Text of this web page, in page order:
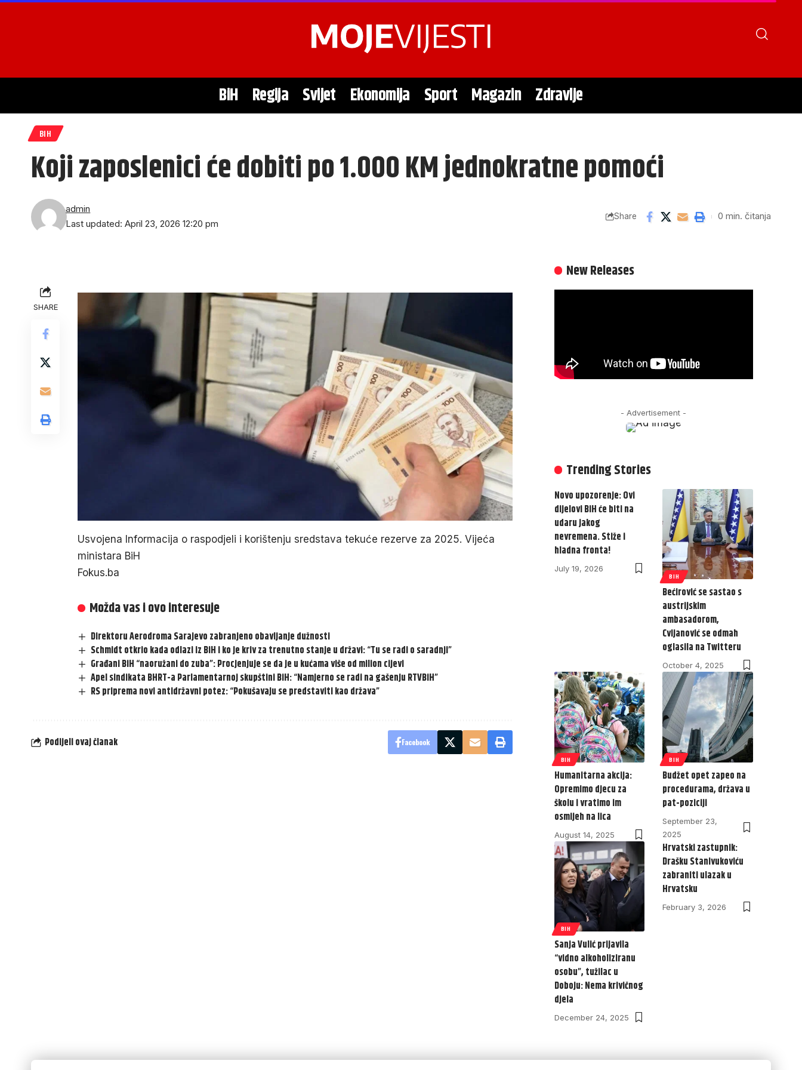
BiH Regija Svijet Ekonomija Sport Magazin Zdravlje
BIH
Koji zaposlenici će dobiti po 1.000 KM jednokratne pomoći
Last updated: April 23, 2026 12:20 pm
admin
Share 0 min. čitanja
SHARE
Usvojena Informacija o raspodjeli i korištenju sredstava tekuće rezerve za 2025. Vijeća
ministara BiH
Fokus.ba
Možda vas i ovo interesuje
Direktoru Aerodroma Sarajevo zabranjeno obavljanje dužnosti
Schmidt otkrio kada odlazi iz BiH i ko je kriv za trenutno stanje u državi: “Tu se radi o saradnji”
Građani BiH “naoružani do zuba”: Procjenjuje se da je u kućama više od milion cijevi
Apel sindikata BHRT-a Parlamentarnoj skupštini BiH: “Namjerno se radi na gašenju RTVBiH”
RS priprema novi antidržavni potez: “Pokušavaju se predstaviti kao država”
Podijeli ovaj članak Facebook
New Releases
- Advertisement -
Trending Stories
Novo upozorenje: Ovi
dijelovi BiH će biti na
udaru jakog
nevremena. Stiže i
hladna fronta!
July 19, 2026
BIH
Bećirović se sastao s
austrijskim
ambasadorom,
Cvijanović se odmah
oglasila na Twitteru
October 4, 2025
BIH
Humanitarna akcija:
Opremimo djecu za
školu i vratimo im
osmijeh na lica
August 14, 2025
BIH
Budžet opet zapeo na
procedurama, država u
pat-poziciji
September 23,
2025
BIH
Sanja Vulić prijavila
“vidno alkoholiziranu
osobu”, tužilac u
Doboju: Nema krivičnog
djela
December 24, 2025
Hrvatski zastupnik:
Drašku Stanivukoviću
zabraniti ulazak u
Hrvatsku
February 3, 2026